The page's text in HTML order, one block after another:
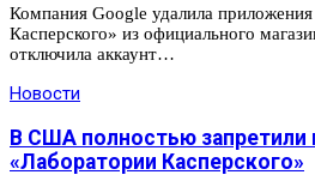
Компания Google удалила
Касперского» из официального
отключила аккаунт…
Новости
В США полностью запретили
«Лаборатории Касперского»